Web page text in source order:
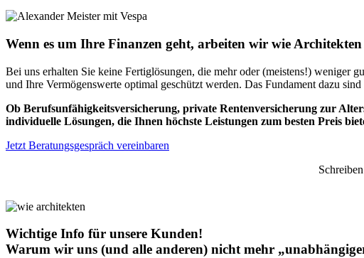
Wenn es um Ihre Finanzen geht, arbeiten wir wie Architekten
Bei uns erhalten Sie keine Fertiglösungen, die mehr oder (meistens!) weniger
und Ihre Vermögenswerte optimal geschützt werden. Das Fundament dazu
Ob Berufsunfähigkeitsversicherung, private Rentenversicherung zur
individuelle Lösungen, die Ihnen höchste Leistungen zum besten Preis
Jetzt Beratungsgespräch vereinbaren
Wichtige Info für unsere Kunden!
Warum wir uns (und alle anderen) nicht mehr